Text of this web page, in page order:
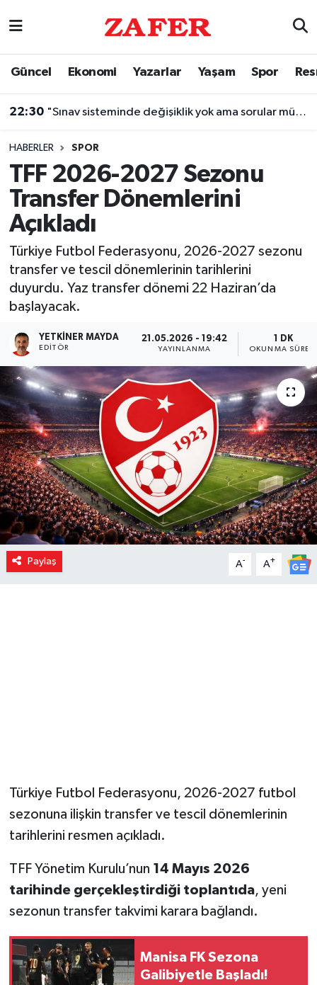
Güncel Ekonomi Yazarlar Yaşam Spor
22:30 "Sınav sisteminde değişiklik yok ama sorular müfredata uygun hale gelecek"
HABERLER SPOR
TFF 2026-2027 Sezonu
Transfer Dönemlerini
Açıkladı
Türkiye Futbol Federasyonu, 2026-2027 sezonu
transfer ve tescil dönemlerinin tarihlerini
duyurdu. Yaz transfer dönemi 22 Haziran’da
başlayacak.
YETKINER MAYDA
EDITÖR
21.05.2026 - 19:42
YAYINLANMA
1 DK
OKUNMA
Paylaş A- A+
Türkiye Futbol Federasyonu, 2026-2027 futbol
sezonuna ilişkin transfer ve tescil dönemlerinin
tarihlerini resmen açıkladı.
TFF Yönetim Kurulu’nun 14 Mayıs 2026
tarihinde gerçekleştirdiği toplantıda, yeni
sezonun transfer takvimi karara bağlandı.
Manisa FK Sezona
Galibiyetle Başladı!
Nöbetçi Eczaneler
Trafik Durumu
Süper Lig Puan Durumu ve Fikstür
Tüm Manşetler
Son Dakika Haberleri
Haber Arşivi